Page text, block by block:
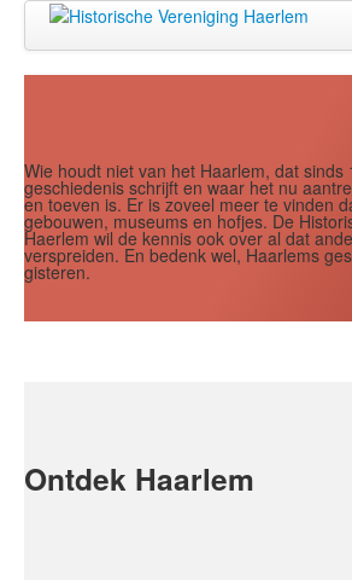
Zien
Lezen
Over ons
Wie houdt niet van het Haarlem, dat sinds
geschiedenis schrijft en waar het nu
en toeven is. Er is zoveel meer te vinden
gebouwen, museums en hofjes. De
Haerlem wil de kennis ook over al dat
verspreiden. En bedenk wel, Haarlems
gisteren.
Ontdek Haarlem
Jaar Maand